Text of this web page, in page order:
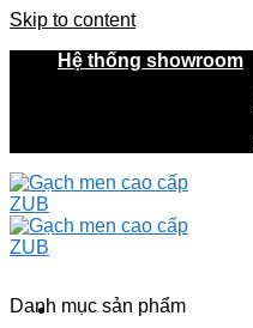
Skip to content
Hệ thống showroom
Danh mục sản phẩm